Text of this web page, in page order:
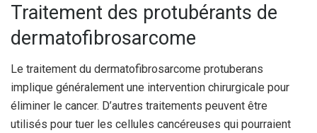
Traitement des protubérants de
dermatofibrosarcome
Le traitement du dermatofibrosarcome protuberans
implique généralement une intervention chirurgicale pour
éliminer le cancer. D’autres traitements peuvent être
utilisés pour tuer les cellules cancéreuses qui pourraient